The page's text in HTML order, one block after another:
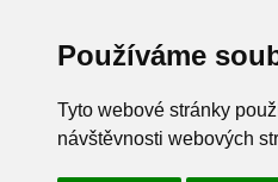
Používáme
Tyto webové stránky
návštěvnosti webových
543
T